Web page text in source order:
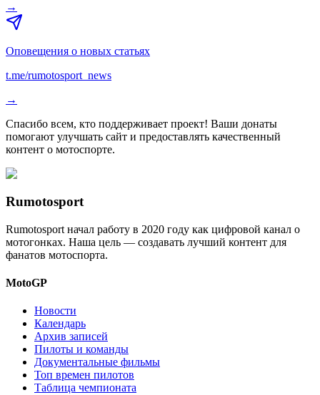
→
Оповещения о новых статьях
t.me/rumotosport_news
→
Спасибо всем, кто поддерживает проект! Ваши донаты
помогают улучшать сайт и предоставлять качественный
контент о мотоспорте.
Rumotosport
Rumotosport начал работу в 2020 году как цифровой канал о
мотогонках. Наша цель — создавать лучший контент для
фанатов мотоспорта.
MotoGP
Новости
Календарь
Архив записей
Пилоты и команды
Документальные фильмы
Топ времен пилотов
Таблица чемпионата